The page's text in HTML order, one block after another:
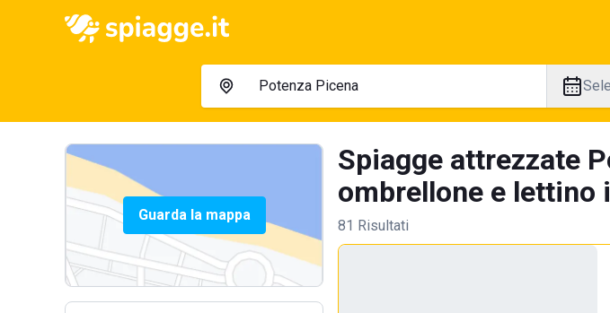
Guarda la mappa
Spiagge attrezzate
ombrellone e lettino
81 Risultati